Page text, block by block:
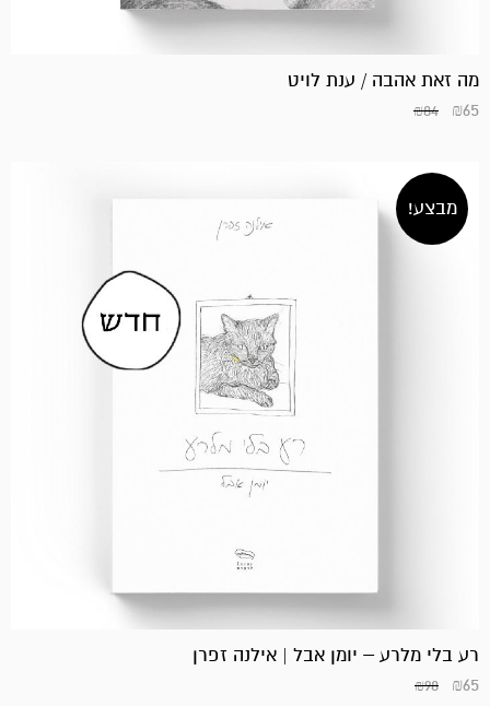
מה זאת אהבה / ענת לויט
₪84 ₪65
מבצע!
רע בלי מלרע – יומן אבל | אילנה זפרן
₪98 ₪65